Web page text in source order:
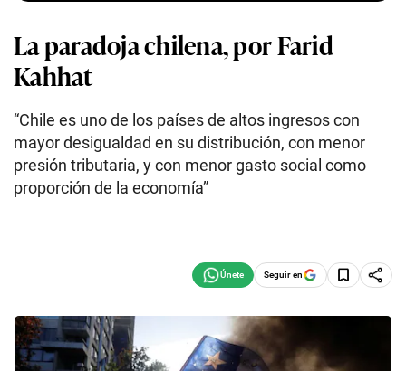
La paradoja chilena, por Farid
Kahhat
“Chile es uno de los países de altos ingresos con
mayor desigualdad en su distribución, con menor
presión tributaria, y con menor gasto social como
proporción de la economía”
Seguir en